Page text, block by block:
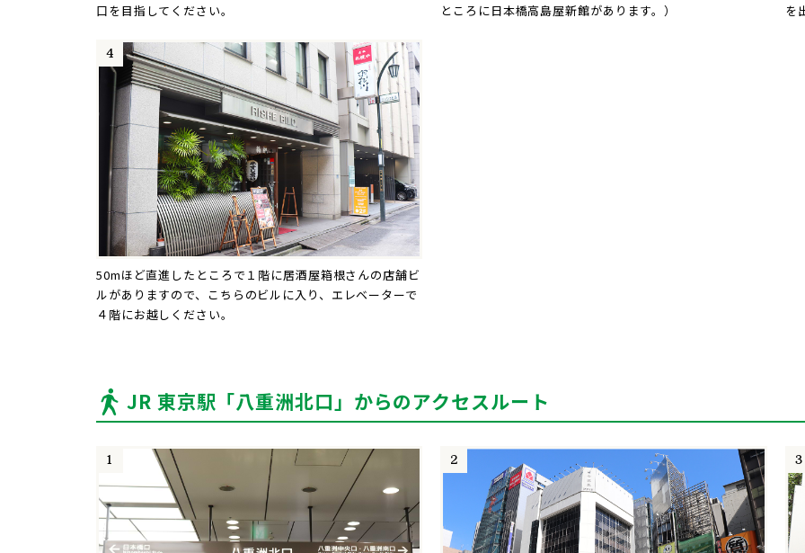
口を目指してください。
ところに日本橋高島屋新館があります。）
を
50mほど直進したところで１階に居酒屋箱根さんの店舗ビ
ルがありますので、こちらのビルに入り、エレベーターで
４階にお越しください。
JR 東京駅「八重洲北口」からのアクセスルート